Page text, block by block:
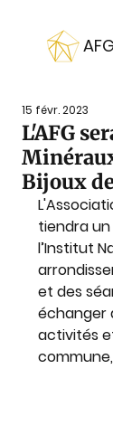
AFG
L'AFG
Bijoux
15 févr. 2023
tiendra un
l’Institut
et des
échanger
activités